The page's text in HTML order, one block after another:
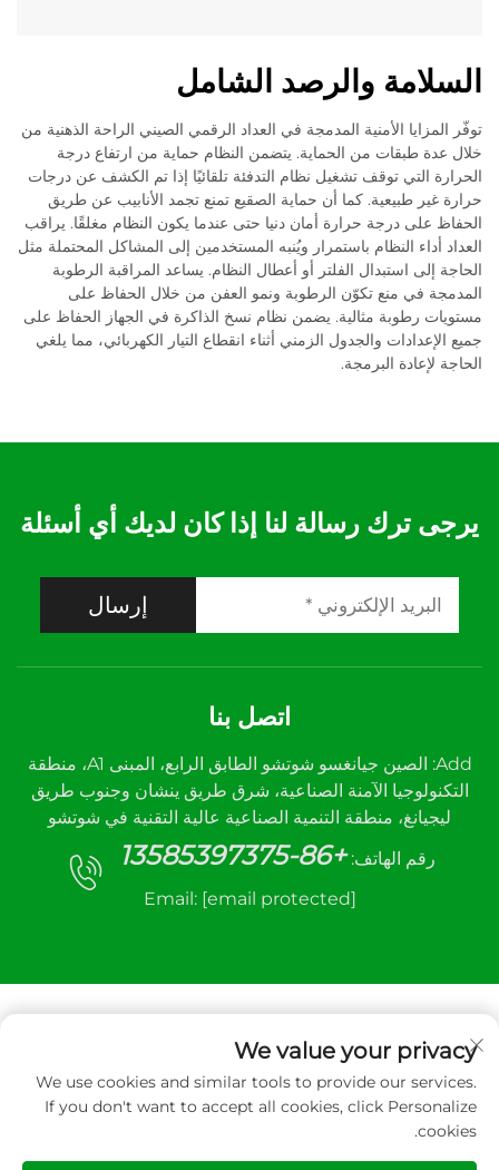
السلامة والرصد الشامل
توفّر المزايا الأمنية المدمجة في العداد الرقمي الصيني الراحة الذهنية من
خلال عدة طبقات من الحماية. يتضمن النظام حماية من ارتفاع درجة
الحرارة التي توقف تشغيل نظام التدفئة تلقائيًا إذا تم الكشف عن درجات
حرارة غير طبيعية. كما أن حماية الصقيع تمنع تجمد الأنابيب عن طريق
الحفاظ على درجة حرارة أمان دنيا حتى عندما يكون النظام مغلقًا. يراقب
العداد أداء النظام باستمرار ويُنبه المستخدمين إلى المشاكل المحتملة مثل
الحاجة إلى استبدال الفلتر أو أعطال النظام. يساعد المراقبة الرطوبة
المدمجة في منع تكوّن الرطوبة ونمو العفن من خلال الحفاظ على
مستويات رطوبة مثالية. يضمن نظام نسخ الذاكرة في الجهاز الحفاظ على
جميع الإعدادات والجدول الزمني أثناء انقطاع التيار الكهربائي، مما يلغي
الحاجة لإعادة البرمجة.
يرجى ترك رسالة لنا إذا كان لديك أي أسئلة
إرسال
اتصل بنا
Add: الصين جيانغسو شوتشو الطابق الرابع، المبنى A1، منطقة
التكنولوجيا الآمنة الصناعية، شرق طريق ينشان وجنوب طريق
ليجيانغ، منطقة التنمية الصناعية عالية التقنية في شوتشو
رقم الهاتف: +86-13585397375
Email: [email protected]
جميع الحقوق محفوظة © ٢٠٢٥ لشركة شوتشو سانهي
لمعدات التحكم الآلي المحدودة.
We value your privacy
We use cookies and similar tools to provide our services.
If you don't want to accept all cookies, click Personalize
cookies.